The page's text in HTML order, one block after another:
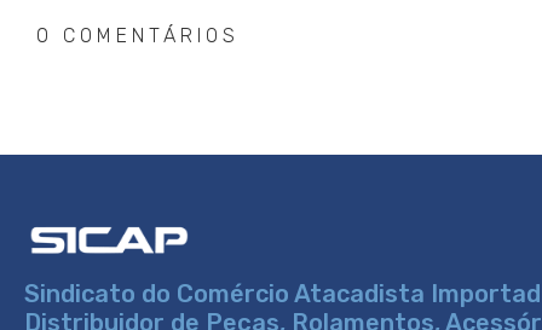
0 COMENTÁRIOS
Sindicato do Comércio Atacadista
Distribuidor de Peças, Rolamentos,